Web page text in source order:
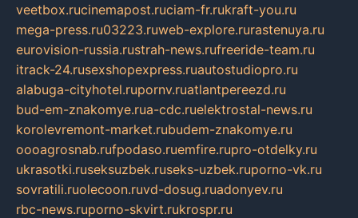
veetbox.rucinemapost.ruciam-fr.rukraft-you.ru
mega-press.ru03223.ruweb-explore.rurastenuya.ru
eurovision-russia.rustrah-news.rufreeride-team.ru
itrack-24.rusexshopexpress.ruautostudiopro.ru
alabuga-cityhotel.rupornv.ruatlantpereezd.ru
bud-em-znakomye.rua-cdc.ruelektrostal-news.ru
korolevremont-market.rubudem-znakomye.ru
oooagrosnab.rufpodaso.ruemfire.rupro-otdelky.ru
ukrasotki.ruseksuzbek.ruseks-uzbek.ruporno-vk.ru
sovratili.ruolecoon.ruvd-dosug.ruadonyev.ru
rbc-news.ruporno-skvirt.rukrospr.ru